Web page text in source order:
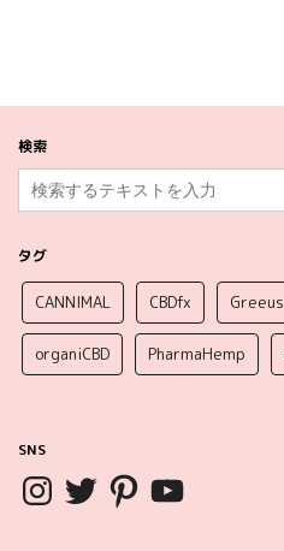
検索
タグ
CANNIMAL CBDfx Greeus
organiCBD PharmaHemp
SNS